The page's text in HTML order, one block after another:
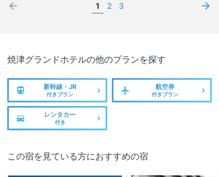
1 2 3
焼津グランドホテルの他のプランを探す
新幹線・JR
付きプラン
航空券
付きプラン
レンタカー
付き
この宿を見ている方におすすめの宿